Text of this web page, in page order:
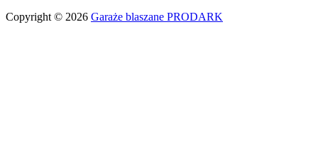
Copyright © 2026 Garaże blaszane PRODARK